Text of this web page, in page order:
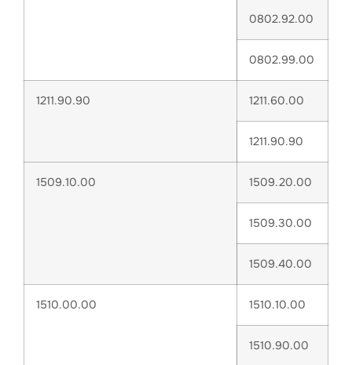
0802.92.00
0802.99.00
1211.90.90 1211.60.00
1211.90.90
1509.10.00 1509.20.00
1509.30.00
1509.40.00
1510.00.00 1510.10.00
1510.90.00